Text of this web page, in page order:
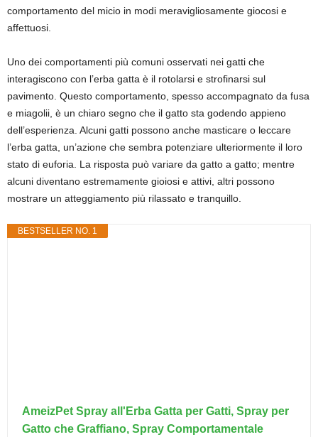
comportamento del micio in modi meravigliosamente giocosi e
affettuosi.
Uno dei comportamenti più comuni osservati nei gatti che
interagiscono con l’erba gatta è il rotolarsi e strofinarsi sul
pavimento. Questo comportamento, spesso accompagnato da fusa
e miagolii, è un chiaro segno che il gatto sta godendo appieno
dell’esperienza. Alcuni gatti possono anche masticare o leccare
l’erba gatta, un’azione che sembra potenziare ulteriormente il loro
stato di euforia. La risposta può variare da gatto a gatto; mentre
alcuni diventano estremamente gioiosi e attivi, altri possono
mostrare un atteggiamento più rilassato e tranquillo.
BESTSELLER NO. 1
AmeizPet Spray all'Erba Gatta per Gatti, Spray per
Gatto che Graffiano, Spray Comportamentale